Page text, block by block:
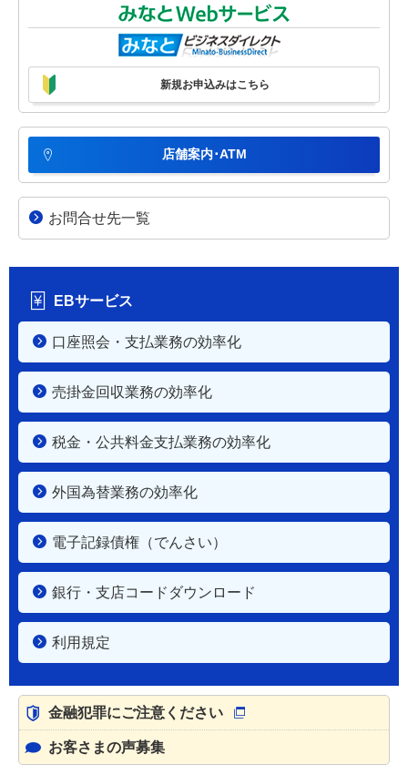
新規お申込みはこちら
店舗案内･ATM
お問合せ先一覧
EBサービス
口座照会・支払業務の効率化
売掛金回収業務の効率化
税金・公共料金支払業務の効率化
外国為替業務の効率化
電子記録債権（でんさい）
銀行・支店コードダウンロード
利用規定
金融犯罪にご注意ください
お客さまの声募集